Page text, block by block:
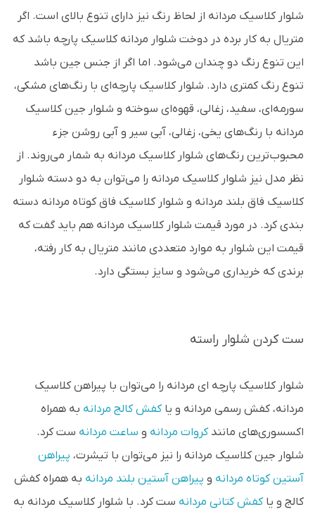
شلوار کلاسیک مردانه از لحاظ رنگ نیز دارای تنوع بالای است. اگر
متریال به کار برده در دوخت شلوار مردانه کلاسیک پارچه باشد که
این تنوع رنگ دو چندان می‌شود. اما اگر از جنس جین باشد
تنوع رنگ کمتری دارد. شلوار کلاسیک پارچه‌ای با رنگ‌های مشکی،
سورمه‌ای، سفید، زغالی، قهوه‌ای سوخته و شلوار جین کلاسیک
مردانه با رنگ‌های یخی، زغالی، آبی سیر و آبی روشن جزء
محبوب‌ترین رنگ‌های شلوار کلاسیک مردانه به شمار می‌روند. از
نظر مدل نیز شلوار کلاسیک مردانه را می‌توان به دو دسته شلوار
کلاسیک فاق بلند مردانه و شلوار کلاسیک فاق کوتاه مردانه دسته
بندی کرد. در مورد قیمت شلوار کلاسیک مردانه هم باید گفت که
قیمت این شلوار به موارد متعددی مانند متریال به کار رفته،
برندی که خریداری می‌شود و سایز بستگی دارد.
ست کردن شلوار راسته
شلوار کلاسیک پارچه‌ ای مردانه را می‌توان با پیراهن کلاسیک
مردانه، کفش رسمی مردانه و یاکفش کالج مردانه به همراه
اکسسوری‌های مانندکروات مردانه و ساعت مردانه ست کرد.
شلوار جین کلاسیک مردانه را نیز می‌توان با تیشرت، پیراهن
آستین کوتاه مردانه و پیراهن آستین بلند مردانه به همراه کفش
کالج و یاکفش کتانی مردانه ست کرد. با شلوار کلاسیک مردانه به